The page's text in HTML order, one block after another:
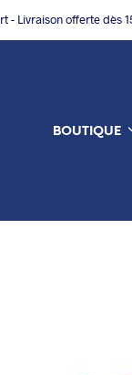
- Livraison offerte dès
BOUTIQUE